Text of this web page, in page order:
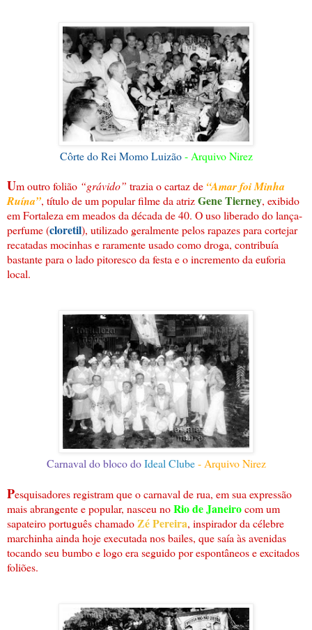
Côrte do Rei Momo Luizão - Arquivo Nirez
Um outro folião “grávido” trazia o cartaz de“Amar foi Minha
Ruína”, título de um popular filme da atrizGene Tierney, exibido
em Fortaleza em meados da década de 40. O uso liberado do lança-
perfume (cloretil), utilizado geralmente pelos rapazes para cortejar
recatadas mocinhas e raramente usado como droga, contribuía
bastante para o lado pitoresco da festa e o incremento da euforia
local.
Carnaval do bloco doIdeal Clube- Arquivo Nirez
Pesquisadores registram que o carnaval de rua, em sua expressão
mais abrangente e popular, nasceu noRio de Janeirocom um
sapateiro português chamado Zé Pereira, inspirador da célebre
marchinha ainda hoje executada nos bailes, que saía às avenidas
tocando seu bumbo e logo era seguido por espontâneos e excitados
foliões.